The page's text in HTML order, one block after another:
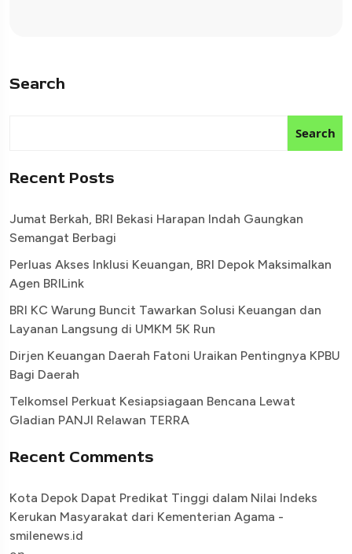
Search
Search
Recent Posts
Jumat Berkah, BRI Bekasi Harapan Indah Gaungkan
Semangat Berbagi
Perluas Akses Inklusi Keuangan, BRI Depok Maksimalkan
Agen BRILink
BRI KC Warung Buncit Tawarkan Solusi Keuangan dan
Layanan Langsung di UMKM 5K Run
Dirjen Keuangan Daerah Fatoni Uraikan Pentingnya KPBU
Bagi Daerah
Telkomsel Perkuat Kesiapsiagaan Bencana Lewat
Gladian PANJI Relawan TERRA
Recent Comments
Kota Depok Dapat Predikat Tinggi dalam Nilai Indeks
Kerukan Masyarakat dari Kementerian Agama -
smilenews.id